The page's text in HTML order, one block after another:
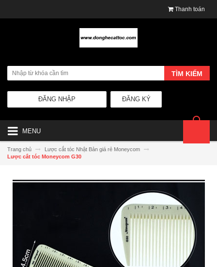
Thanh toán
TÌM KIẾM
ĐĂNG KÝ
ĐĂNG NHẬP
MENU
Trang chủ
Lược cắt tóc Nhật Bản giá rẻ Moneycom
Lược cắt tóc Moneycom G30